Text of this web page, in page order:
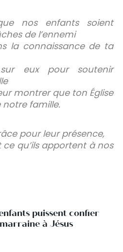
nos enfants soient
de l’ennemi
la connaissance de ta
eux pour soutenir
montrer que ton Église
notre famille.
pour leur présence,
qu’ils apportent à nos
puissent confier
à Jésus